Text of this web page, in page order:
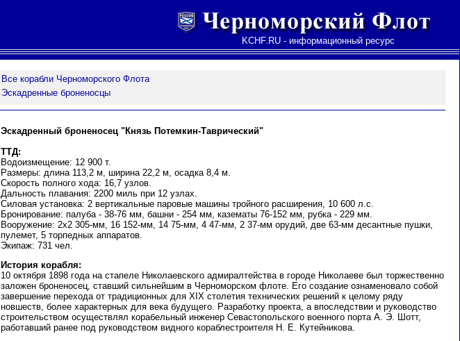
KCHF.RU - информационный ресурс
Все корабли Черноморского Флота
Эскадренные броненосцы
Эскадренный броненосец "Князь Потемкин-Таврический"
ТТД:
Водоизмещение: 12 900 т.
Размеры: длина 113,2 м, ширина 22,2 м, осадка 8,4 м.
Скорость полного хода: 16,7 узлов.
Дальность плавания: 2200 миль при 12 узлах.
Силовая установка: 2 вертикальные паровые машины тройного расширения, 10 600 л.с.
Бронирование: палуба - 38-76 мм, башни - 254 мм, казематы 76-152 мм, рубка - 229 мм.
Вооружение: 2х2 305-мм, 16 152-мм, 14 75-мм, 4 47-мм, 2 37-мм орудий, две 63-мм десантные пушки,
пулемет, 5 торпедных аппаратов.
Экипаж: 731 чел.
История корабля:
10 октября 1898 года на стапеле Николаевского адмиралтейства в городе Николаеве был торжественно
заложен броненосец, ставший сильнейшим в Черноморском флоте. Его создание ознаменовало собой
завершение перехода от традиционных для XIX столетия технических решений к целому ряду
новшеств, более характерных для века будущего. Разработку проекта, а впоследствии и руководство
строительством осуществлял корабельный инженер Севастопольского военного порта А. Э. Шотт,
работавший ранее под руководством видного кораблестроителя Н. Е. Кутейникова.